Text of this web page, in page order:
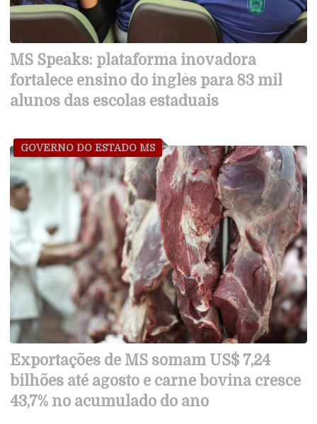
MS Speaks: plataforma inovadora
fortalece ensino do inglês para 83 mil
alunos das escolas estaduais
GOVERNO DO ESTADO MS
Exportações de MS somam US$ 7,24
bilhões até agosto e carne bovina cresce
43,7% no acumulado do ano